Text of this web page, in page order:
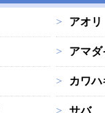
アオリ
アマダ
カワハ
サバ